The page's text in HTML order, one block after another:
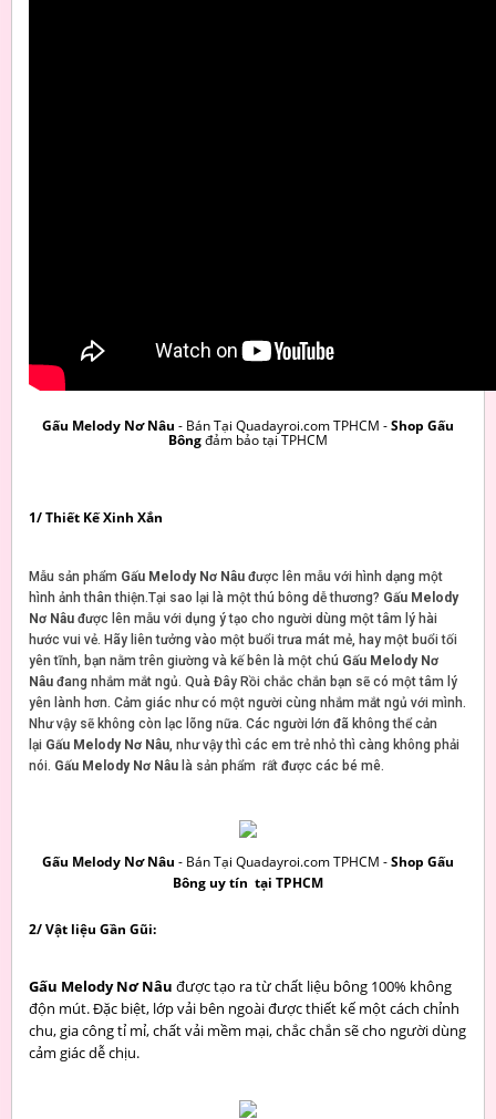
Gấu Melody Nơ Nâu - Bán Tại Quadayroi.com TPHCM -Shop Gấu
Bôngđảm bảo tại TPHCM
1/ Thiết Kế Xinh Xắn
Mẫu sản phẩm Gấu Melody Nơ Nâu được lên mẫu với hình dạng một
hình ảnh thân thiện.Tại sao lại là một thú bông dễ thương? Gấu Melody
Nơ Nâu được lên mẫu với dụng ý tạo cho người dùng một tâm lý hài
hước vui vẻ. Hãy liên tưởng vào một buổi trưa mát mẻ, hay một buổi tối
yên tĩnh, bạn nằm trên giường và kế bên là một chú Gấu Melody Nơ
Nâu đang nhắm mắt ngủ. Quà Đây Rồi chắc chắn bạn sẽ có một tâm lý
yên lành hơn. Cảm giác như có một người cùng nhắm mắt ngủ với mình.
Như vậy sẽ không còn lạc lõng nữa. Các người lớn đã không thể cản
lại Gấu Melody Nơ Nâu , như vậy thì các em trẻ nhỏ thì càng không phải
nói. Gấu Melody Nơ Nâu là sản phẩm rất được các bé mê.
Gấu Melody Nơ Nâu - Bán Tại Quadayroi.com TPHCM -Shop Gấu
Bông uy tín tại TPHCM
2/ Vật liệu Gần Gũi:
Gấu Melody Nơ Nâu được tạo ra từ chất liệu bông 100% không
độn mút. Đặc biệt, lớp vải bên ngoài được thiết kế một cách chỉnh
chu, gia công tỉ mỉ, chất vải mềm mại, chắc chắn sẽ cho người dùng
cảm giác dễ chịu.